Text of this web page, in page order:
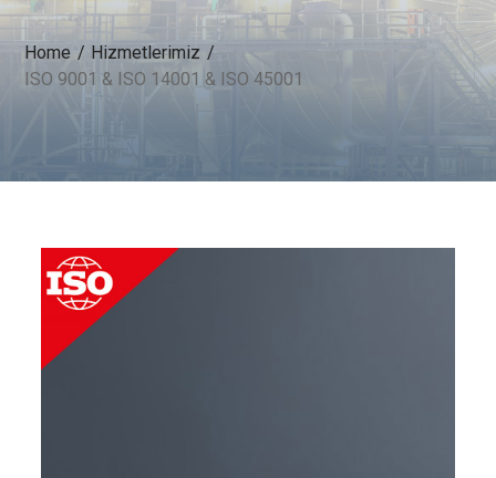
Home
Hizmetlerimiz
ISO 9001 & ISO 14001 & ISO 45001